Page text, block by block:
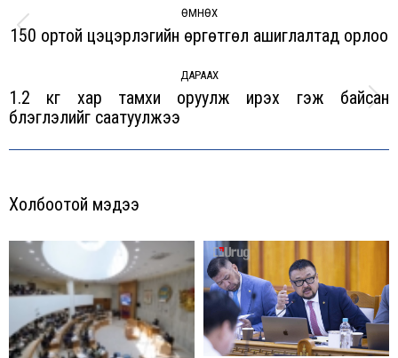
navigation
ӨМНӨХ
Previous
150 ортой цэцэрлэгийн өргөтгөл ашиглалтад орлоо
ДАРААХ
Next
1.2 кг хар тамхи оруулж ирэх гэж байсан
бүлэглэлийг саатуулжээ
Холбоотой мэдээ